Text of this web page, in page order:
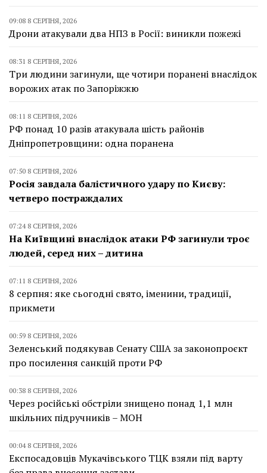
09:08 8 СЕРПНЯ, 2026
Дрони атакували два НПЗ в Росії: виникли пожежі
08:31 8 СЕРПНЯ, 2026
Три людини загинули, ще чотири поранені внаслідок
ворожих атак по Запоріжжю
08:11 8 СЕРПНЯ, 2026
РФ понад 10 разів атакувала шість районів
Дніпропетровщини: одна поранена
07:50 8 СЕРПНЯ, 2026
Росія завдала балістичного удару по Києву:
четверо постраждалих
07:24 8 СЕРПНЯ, 2026
На Київщині внаслідок атаки РФ загинули троє
людей, серед них – дитина
07:11 8 СЕРПНЯ, 2026
8 серпня: яке сьогодні свято, іменини, традиції,
прикмети
00:59 8 СЕРПНЯ, 2026
Зеленський подякував Сенату США за законопроєкт
про посилення санкцій проти РФ
00:38 8 СЕРПНЯ, 2026
Через російські обстріли знищено понад 1,1 млн
шкільних підручників – МОН
00:04 8 СЕРПНЯ, 2026
Експосадовців Мукачівського ТЦК взяли під варту